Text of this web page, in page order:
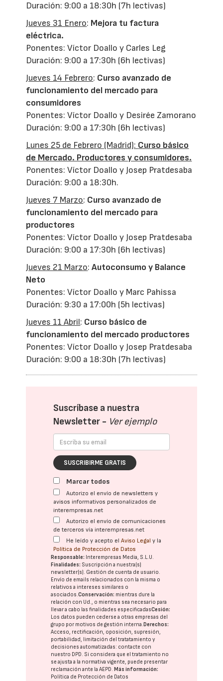
Duración: 9:00 a 18:30h (7h lectivas)
Jueves 31 Enero: Mejora tu factura
eléctrica.
Ponentes: Víctor Doallo y Carles Leg
Duración: 9:00 a 17:30h (6h lectivas)
Jueves 14 Febrero: Curso avanzado de
funcionamiento del mercado para
consumidores
Ponentes: Víctor Doallo y Desirée Zamorano
Duración: 9:00 a 17:30h (6h lectivas)
Lunes 25 de Febrero (Madrid): Curso básico
de Mercado. Productores y consumidores.
Ponentes: Víctor Doallo y Josep Pratdesaba
Duración: 9:00 a 18:30h.
Jueves 7 Marzo: Curso avanzado de
funcionamiento del mercado para
productores
Ponentes: Víctor Doallo y Josep Pratdesaba
Duración: 9:00 a 17:30h (6h lectivas)
Jueves 21 Marzo:Autoconsumo y Balance
Neto
Ponentes: Víctor Doallo y Marc Pahissa
Duración: 9:30 a 17:00h (5h lectivas)
Jueves 11 Abril: Curso básico de
funcionamiento del mercado productores
Ponentes: Víctor Doallo y Josep Pratdesaba
Duración: 9:00 a 18:30h (7h lectivas)
Suscríbase a nuestra
Newsletter - Ver ejemplo
SUSCRIBIRME GRATIS
Marcar todos
Autorizo el envío de newsletters y
avisos informativos personalizados de
interempresas.net
Autorizo el envío de comunicaciones
de terceros vía interempresas.net
He leído y acepto elAviso Legal y la
Política de Protección de Datos
Responsable: Interempresas Media, S.L.U.
Finalidades: Suscripción a nuestra(s)
newsletter(s). Gestión de cuenta de usuario.
Envío de emails relacionados con la misma o
relativos a intereses similares o
asociados.Conservación: mientras dure la
relación con Ud., o mientras sea necesario para
llevar a cabo las finalidades especificadasCesión:
Los datos pueden cederse a otras empresas del
grupo por motivos de gestión interna. Derechos:
Acceso, rectificación, oposición, supresión,
portabilidad, limitación del tratatamiento y
decisiones automatizadas: contacte con
nuestro DPD. Si considera que el tratamiento no
se ajusta a la normativa vigente, puede presentar
reclamación ante laAEPD. Más información:
Política de Protección de Datos